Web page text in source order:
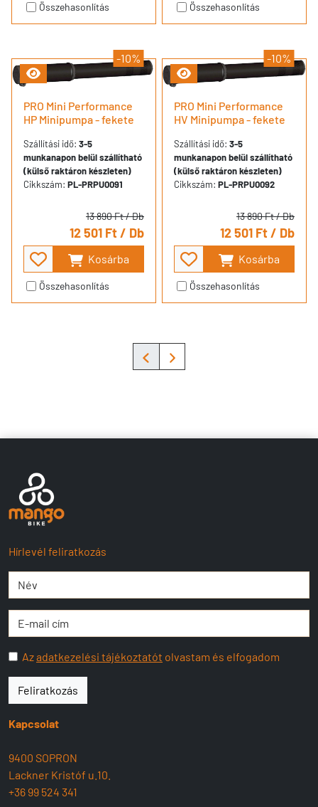
Összehasonlítás Összehasonlítás
-10%
PRO Mini Performance
HP Minipumpa - fekete
Szállítási idő: 3-5
munkanapon belül szállítható
(külső raktáron készleten)
Cikkszám: PL-PRPU0091
13 890 Ft/ Db
12 501 Ft/ Db
Kosárba
Összehasonlítás
-10%
PRO Mini Performance
HV Minipumpa - fekete
Szállítási idő: 3-5
munkanapon belül szállítható
(külső raktáron készleten)
Cikkszám: PL-PRPU0092
13 890 Ft/ Db
12 501 Ft/ Db
Kosárba
Összehasonlítás
Hírlevél feliratkozás
Azadatkezelési tájékoztatót olvastam és elfogadom
Feliratkozás
Kapcsolat
9400 SOPRON
Lackner Kristóf u.10.
+36 99 524 341